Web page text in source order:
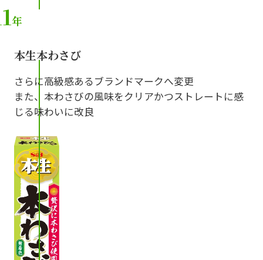
年
本生本わさび
さらに高級感あるブランドマークへ変更
また、本わさびの風味をクリアかつストレートに感
じる味わいに改良